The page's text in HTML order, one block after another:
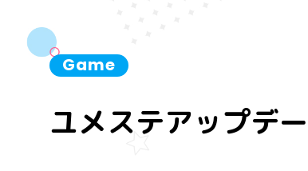
Game
ユメステアップデ